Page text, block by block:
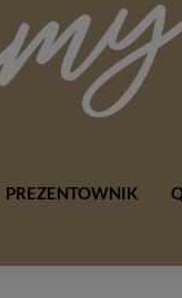
PREZENTOWNIK